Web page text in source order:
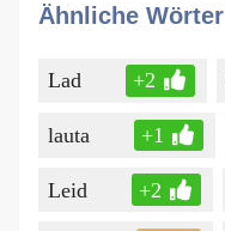
Ähnliche Wörter
Lad +2
lauta +1
Leid +2